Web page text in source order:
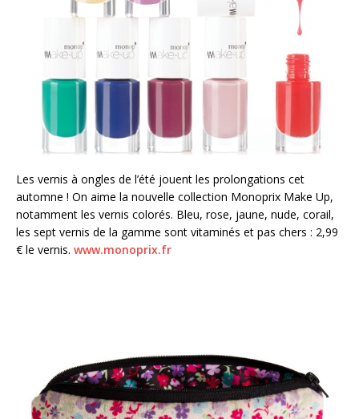
Les vernis à ongles de l’été jouent les prolongations cet
automne ! On aime la nouvelle collection Monoprix Make Up,
notamment les vernis colorés. Bleu, rose, jaune, nude, corail,
les sept vernis de la gamme sont vitaminés et pas chers : 2,99
€ le vernis. www.monoprix.fr